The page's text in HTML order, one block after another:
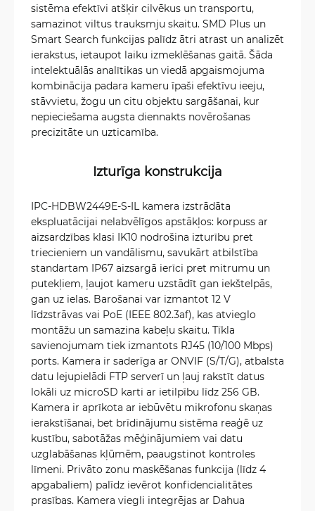
sistēma efektīvi atšķir cilvēkus un transportu,
samazinot viltus trauksmju skaitu. SMD Plus un
Smart Search funkcijas palīdz ātri atrast un analizēt
ierakstus, ietaupot laiku izmeklēšanas gaitā. Šāda
intelektuālās analītikas un viedā apgaismojuma
kombinācija padara kameru īpaši efektīvu ieeju,
stāvvietu, žogu un citu objektu sargāšanai, kur
nepieciešama augsta diennakts novērošanas
precizitāte un uzticamība.
Izturīga konstrukcija
IPC-HDBW2449E-S-IL kamera izstrādāta
ekspluatācijai nelabvēlīgos apstākļos: korpuss ar
aizsardzības klasi IK10 nodrošina izturību pret
triecieniem un vandālismu, savukārt atbilstība
standartam IP67 aizsargā ierīci pret mitrumu un
putekļiem, ļaujot kameru uzstādīt gan iekštelpās,
gan uz ielas. Barošanai var izmantot 12 V
līdzstrāvas vai PoE (IEEE 802.3af), kas atvieglo
montāžu un samazina kabeļu skaitu. Tīkla
savienojumam tiek izmantots RJ45 (10/100 Mbps)
ports. Kamera ir saderīga ar ONVIF (S/T/G), atbalsta
datu lejupielādi FTP serverī un ļauj rakstīt datus
lokāli uz microSD karti ar ietilpību līdz 256 GB.
Kamera ir aprīkota ar iebūvētu mikrofonu skaņas
ierakstīšanai, bet brīdinājumu sistēma reaģē uz
kustību, sabotāžas mēģinājumiem vai datu
uzglabāšanas kļūmēm, paaugstinot kontroles
līmeni. Privāto zonu maskēšanas funkcija (līdz 4
apgabaliem) palīdz ievērot konfidencialitātes
prasības. Kamera viegli integrējas ar Dahua